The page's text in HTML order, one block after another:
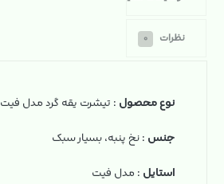
نظرات ۰
نوع محصول : تیشرت یقه گرد مدل فیت
جنس : نخ‌ پنبه، بسیار سبک
استایل : مدل فیت